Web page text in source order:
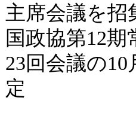
主席会議を
国政協第12
23回会議の
定